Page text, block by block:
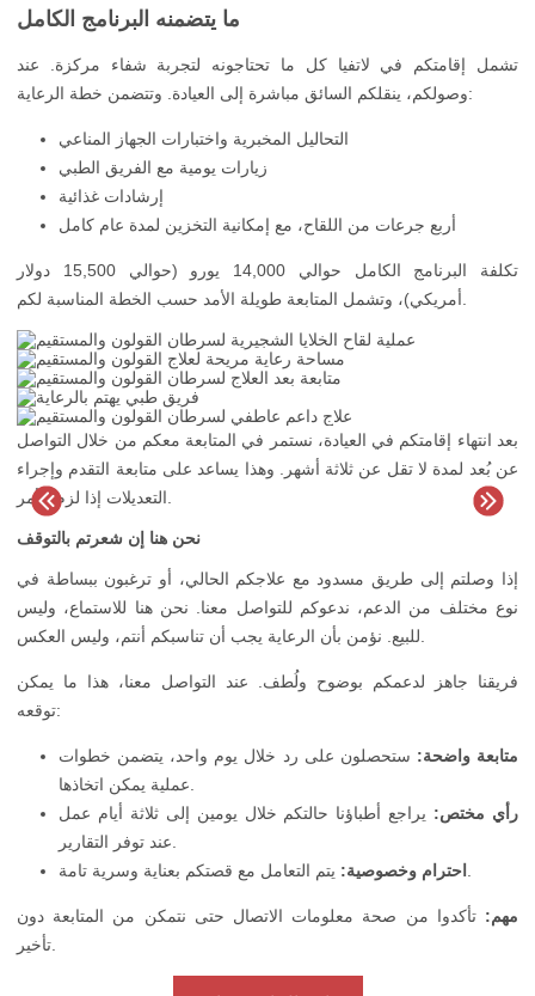
ما يتضمنه البرنامج الكامل
تشمل إقامتكم في لاتفيا كل ما تحتاجونه لتجربة شفاء مركزة. عند
وصولكم، ينقلكم السائق مباشرة إلى العيادة. وتتضمن خطة الرعاية:
التحاليل المخبرية واختبارات الجهاز المناعي
زيارات يومية مع الفريق الطبي
إرشادات غذائية
أربع جرعات من اللقاح، مع إمكانية التخزين لمدة عام كامل
تكلفة البرنامج الكامل حوالي 14,000 يورو (حوالي 15,500 دولار
بعد انتهاء إقامتكم في العيادة، نستمر في المتابعة معكم من خلال التواصل
عن بُعد لمدة لا تقل عن ثلاثة أشهر. وهذا يساعد على متابعة التقدم وإجراء
نحن هنا إن شعرتم بالتوقف
إذا وصلتم إلى طريق مسدود مع علاجكم الحالي، أو ترغبون ببساطة في
نوع مختلف من الدعم، ندعوكم للتواصل معنا. نحن هنا للاستماع، وليس
فريقنا جاهز لدعمكم بوضوح ولُطف. عند التواصل معنا، هذا ما يمكن
توقعه:
متابعة واضحة: ستحصلون على رد خلال يوم واحد، يتضمن خطوات
رأي مختص: يراجع أطباؤنا حالتكم خلال يومين إلى ثلاثة أيام عمل
احترام وخصوصية:
مهم: تأكدوا من صحة معلومات الاتصال حتى نتمكن من المتابعة دون